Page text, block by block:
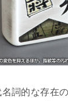
詞的な存在